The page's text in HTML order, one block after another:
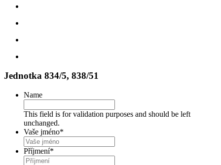
Jednotka 834/5, 838/51
Name
This field is for validation purposes and should be left
unchanged.
Vaše jméno*
Příjmení*